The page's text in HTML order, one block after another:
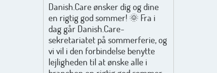
Danish.Care ønsker dig og dine
en rigtig god sommer! 🌞 Fra i
dag går Danish.Care-
sekretariatet på sommerferie, og
vi vil i den forbindelse benytte
lejligheden til at ønske alle i